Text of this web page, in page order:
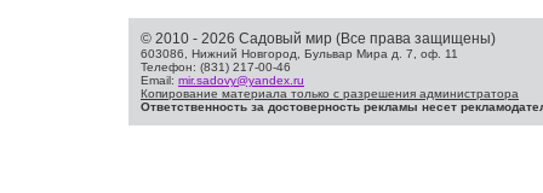
© 2010 - 2026 Садовый мир (Все права защищены)
603086, Нижний Новгород, Бульвар Мира д. 7, оф. 11
Телефон: (831) 217-00-46
Email: mir.sadovy@yandex.ru
Копирование материала только с разрешения администратора
Ответственность за достоверность рекламы несет